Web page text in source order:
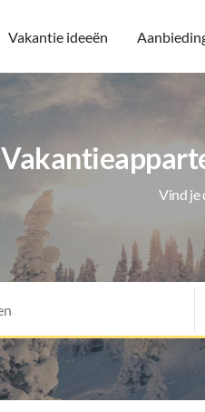
Vakantie ideeën
Vind je